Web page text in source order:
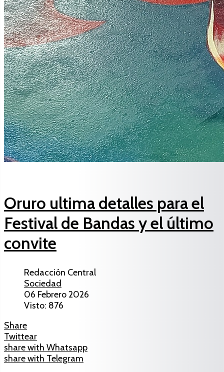
Oruro ultima detalles para el
Festival de Bandas y el último
convite
Redacción Central
Sociedad
06 Febrero 2026
Visto: 876
Share
Twittear
share with Whatsapp
share with Telegram